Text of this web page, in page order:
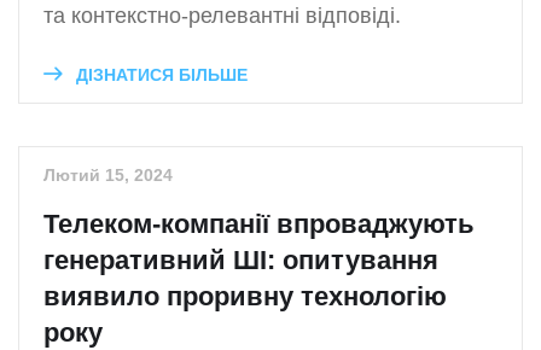
та контекстно-релевантні відповіді.
ДІЗНАТИСЯ БІЛЬШЕ
Лютий 15, 2024
Телеком-компанії впроваджують
генеративний ШІ: опитування
виявило проривну технологію
року